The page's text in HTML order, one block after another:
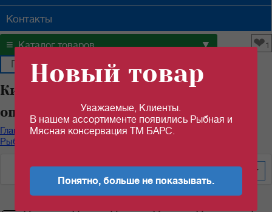
Контакты
≡ Каталог товаров ▼ ❤1
Килька "РУССКИЙ РЫБНЫЙ МИР"
оптом в Самаре
Главная/ Каталог продуктов/ Рыбные консервы
Рыбные консервы "РУССКИЙ РЫБНЫЙ МИР"
200
Новый товар
Уважаемые, Клиенты.
В нашем ассортименте появились Рыбная и
Мясная консервация ТМ БАРС.
Понятно, больше не показывать.